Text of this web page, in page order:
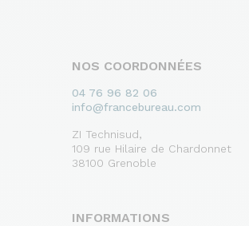
NOS COORDONNÉES
04 76 96 82 06
info@francebureau.com
ZI Technisud,
109 rue Hilaire de Chardonnet
38100 Grenoble
INFORMATIONS